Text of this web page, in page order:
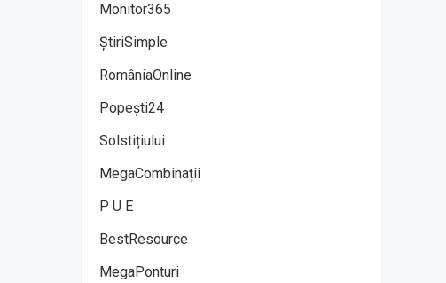
Monitor365
ȘtiriSimple
RomâniaOnline
Popești24
Solstițiului
MegaCombinații
P U E
BestResource
MegaPonturi